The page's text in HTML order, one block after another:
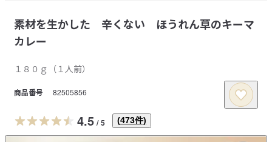
品
ネ
ト
ト
ア
素材を生かした 辛くない ほうれん草のキーマ
カレー
１８０ｇ（１人前）
商品番号 82505856
4.5 / 5 (473件)